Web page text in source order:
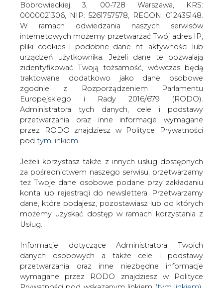
Jeżeli korzystasz także z innych usług dostępnych
za pośrednictwem naszego serwisu, przetwarzamy
też Twoje dane osobowe podane przy zakładaniu
konta lub rejestracji do newslettera. Przetwarzamy
dane, które podajesz, pozostawiasz lub do których
możemy uzyskać dostęp w ramach korzystania z
Usług.
Informacje dotyczące Administratora Twoich
danych osobowych a także cele i podstawy
przetwarzania oraz inne niezbędne informacje
wymagane przez RODO znajdziesz w Polityce
Prywatności pod wskazanym linkiem (
tym linkiem
Dane zbierane na potrzeby różnych usług mogą
być przetwarzane w różnych celach, na różnych
podstawach.
Pamiętaj, że w związku z przetwarzaniem danych
osobowych przysługuje Ci szereg gwarancji i praw,
a przede wszystkim prawo do odwołania zgody
oraz prawo sprzeciwu wobec przetwarzania Twoich
danych. Prawa te będą przez nas bezwzględnie
przestrzegane. Prawo do wniesienia sprzeciwu
wobec przetwarzania danych z przyczyn
związanych z Twoją szczególną sytuacją, po
skutecznym wniesieniu prawa do sprzeciwu Twoje
dane nie będą przetwarzane o ile nie będzie istnieć
Od 1989 roku sektor
elektroenergetyczny nie może
doczekać się jasnej strategii dotyczącej
jego dalszego funkcjonowania. Wraz ze
zmianą kolejnych ekip, zmieniała się też
koncepcja restrukturyzacji i
prywatyzacji elektroenergetyki. Raz
proponowano sprzedaż przedsiębiorstw
elektroenergetycznych, innym razem
zgłaszano postulat ich konsolidacji.
Obecnie przedstawiciele sektora
oczekują przejrzystej strategii, która
musi uwzględniać integrację Polski z
Unią Europejską. Potrzeba
konsekwencji w realizowaniu strategii.
Należy między innymi możliwie szybko
uporać się z problemem kontraktów
liberalizację rynku energii. Autor: Jerzy
Dudała (artykuł opublikowany w
miesięczniku Nowy Przemysł 04/2002)